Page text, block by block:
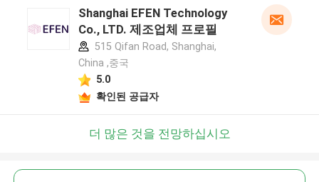
Shanghai EFEN Technology
Co., LTD. 제조업체 프로필
515 Qifan Road, Shanghai,
China ,중국
5.0
확인된 공급자
더 많은 것을 전망하십시오